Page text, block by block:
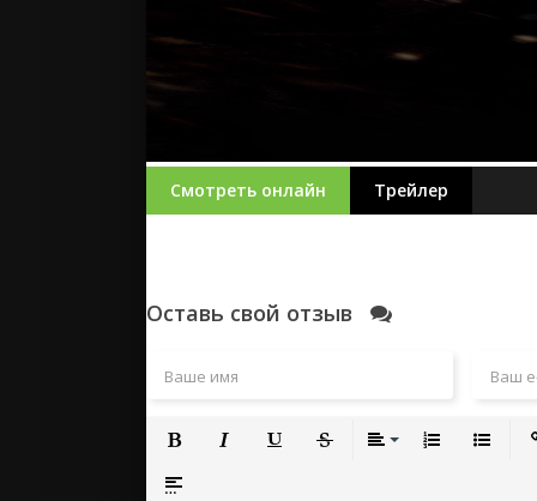
Смотреть онлайн Трейлер
Оставь свой отзыв
Полужирный